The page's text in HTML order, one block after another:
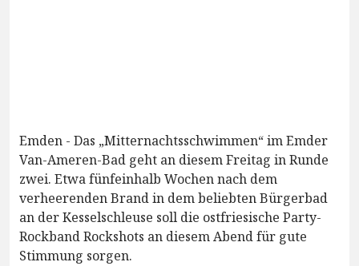
Emden - Das „Mitternachtsschwimmen“ im Emder
Van-Ameren-Bad geht an diesem Freitag in Runde
zwei. Etwa fünfeinhalb Wochen nach dem
verheerenden Brand in dem beliebten Bürgerbad
an der Kesselschleuse soll die ostfriesische Party-
Rockband Rockshots an diesem Abend für gute
Stimmung sorgen.